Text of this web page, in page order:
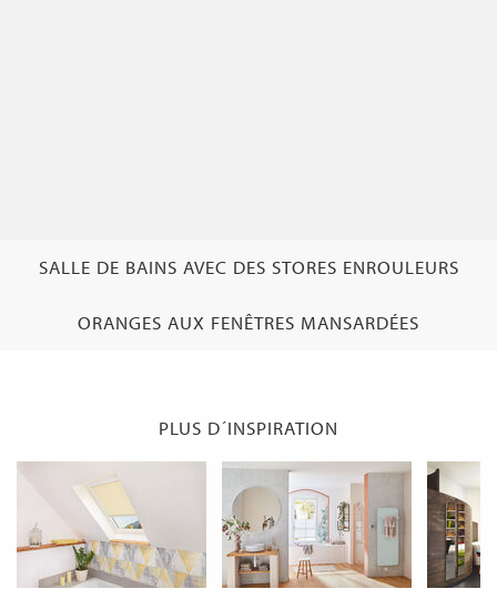
SALLE DE BAINS AVEC DES STORES ENROULEURS
ORANGES AUX FENÊTRES MANSARDÉES
PLUS D´INSPIRATION